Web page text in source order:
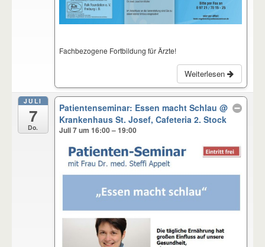
Fachbezogene Fortbildung für Ärzte!
Weiterlesen
JULI
7
Do.
Patientenseminar: Essen macht Schlau@
Krankenhaus St. Josef, Cafeteria 2. Stock
Juli 7 um 16:00 – 19:00